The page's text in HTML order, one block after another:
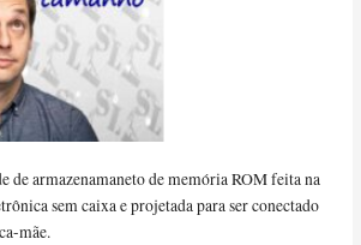
de armazenamaneto de memória ROM feita na
sem caixa e projetada para ser conectado
mãe.